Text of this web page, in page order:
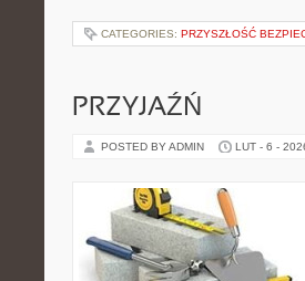
CATEGORIES: PRZYSZŁOŚĆ
PRZYJAŹŃ
POSTED BY ADMIN LUT - 6 -